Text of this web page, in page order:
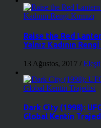
Raise the Red
Yalnız Kadının Rengi
13 Ağustos, 2017 /
Dark City (1998):
Global Kentin